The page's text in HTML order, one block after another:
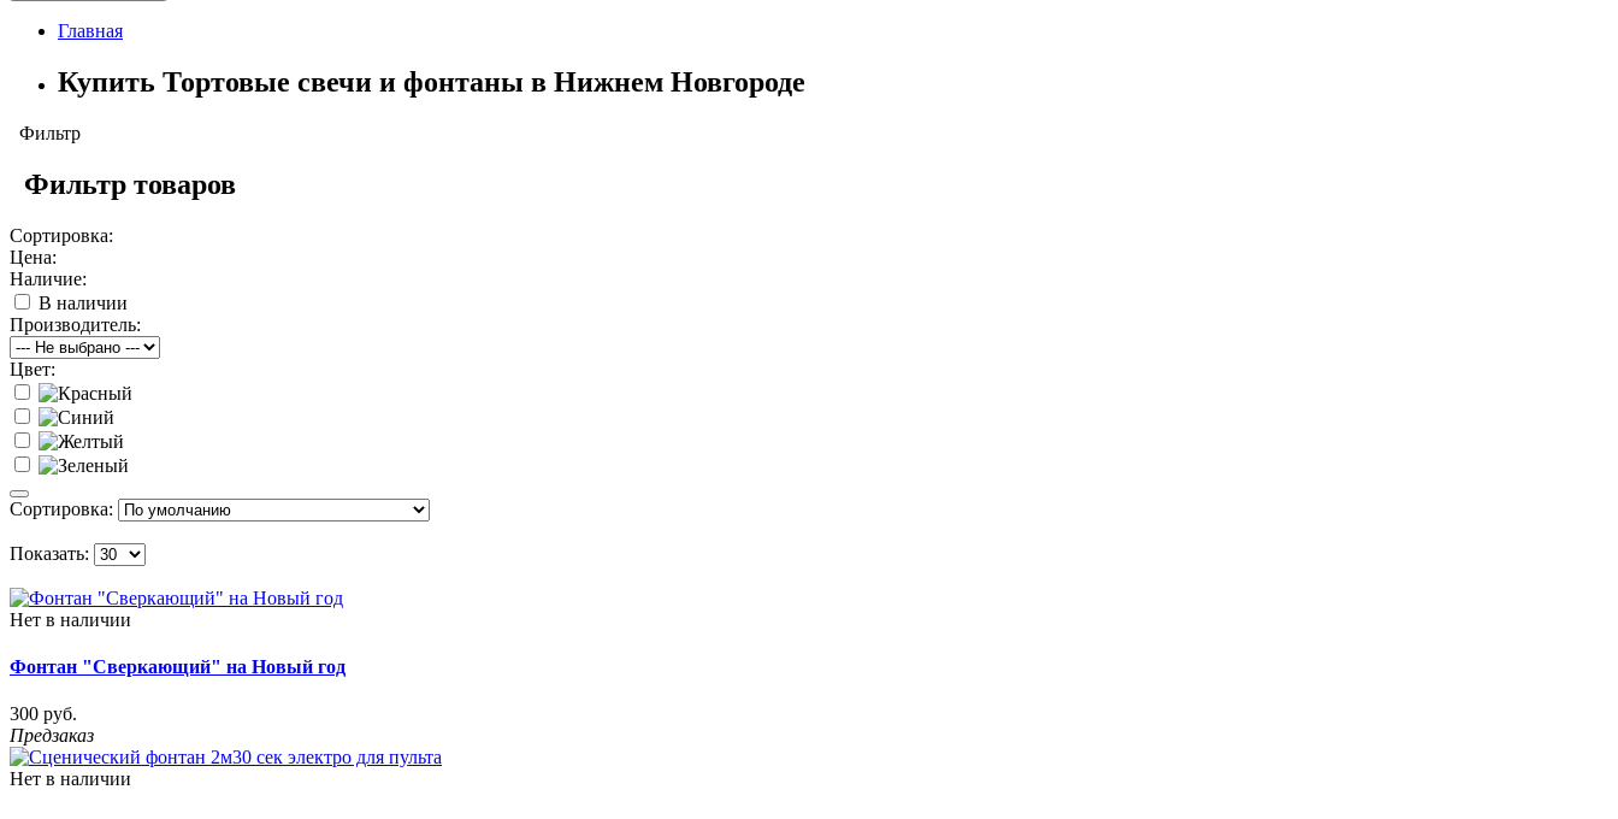
Главная
Купить Тортовые свечи и фонтаны в Нижнем Новгороде
Фильтр
Фильтр товаров
Сортировка:
Цена:
Наличие:
В наличии
Производитель:
Цвет:
Сортировка:
Показать:
Нет в наличии
Фонтан "Сверкающий" на Новый год
300 руб.
Предзаказ
Нет в наличии